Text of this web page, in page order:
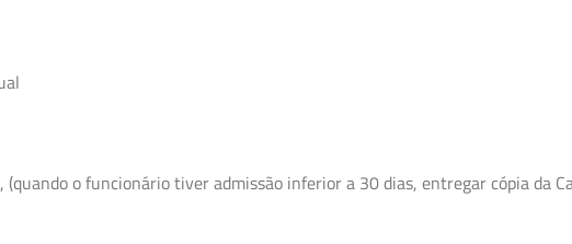
(quando o funcionário tiver admissão inferior a 30 dias, entregar cópia da